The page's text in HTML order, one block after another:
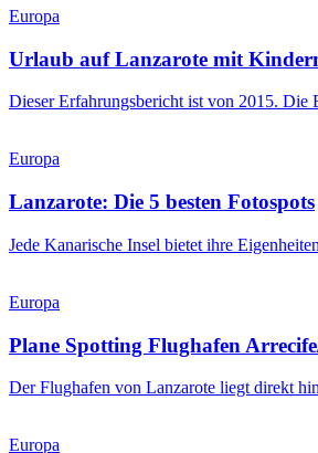
Europa
Urlaub auf Lanzarote mit
Dieser Erfahrungsbericht ist von 2015.
Europa
Lanzarote: Die 5 besten Fotospots
Jede Kanarische Insel bietet ihre
Europa
Plane Spotting Flughafen
Der Flughafen von Lanzarote liegt direkt
Europa